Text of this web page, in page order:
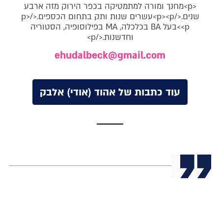
<p>מחנך ומורה למתמטיקה בכפר הירוק מזה ארבע
שנים.</p><p>עשרים שנות ותק בתחום הכספים.</p>
<p>בעל BA בכלכלה, MA בפילוסופיה, הסטוריה
וחדשנות.</p>
ehudalbeck@gmail.com
עוד כתבות של אהוד (אודי) אלבק